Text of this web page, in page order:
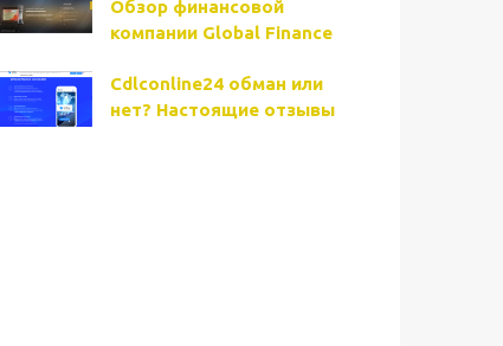
Обзор финансовой
компании Global Finance
Cdlconline24 обман или
нет? Настоящие отзывы